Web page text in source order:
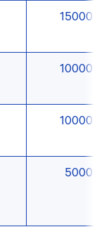
15000
10000
10000
5000